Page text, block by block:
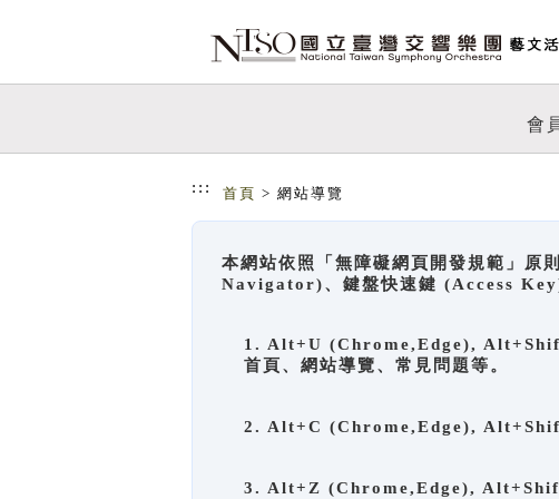
會
::: 首頁 > 網站導覽
本網站依照「無障礙網頁開發規範」
Navigator)、鍵盤快速鍵 (Access Key)
1. Alt+U (Chrome,Edge),
首頁、網站導覽、常見問題等。
2. Alt+C (Chrome,Edge),
3. Alt+Z (Chrome,Edge),